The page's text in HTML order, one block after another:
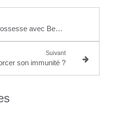
Ma nutrition grossesse avec Beautysané
Suivant
son immunité ?